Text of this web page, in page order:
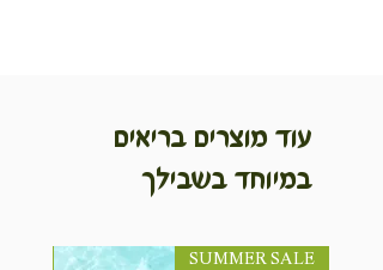
עוד מוצרים בריאים
במיוחד בשבילך
SUMMER SALE